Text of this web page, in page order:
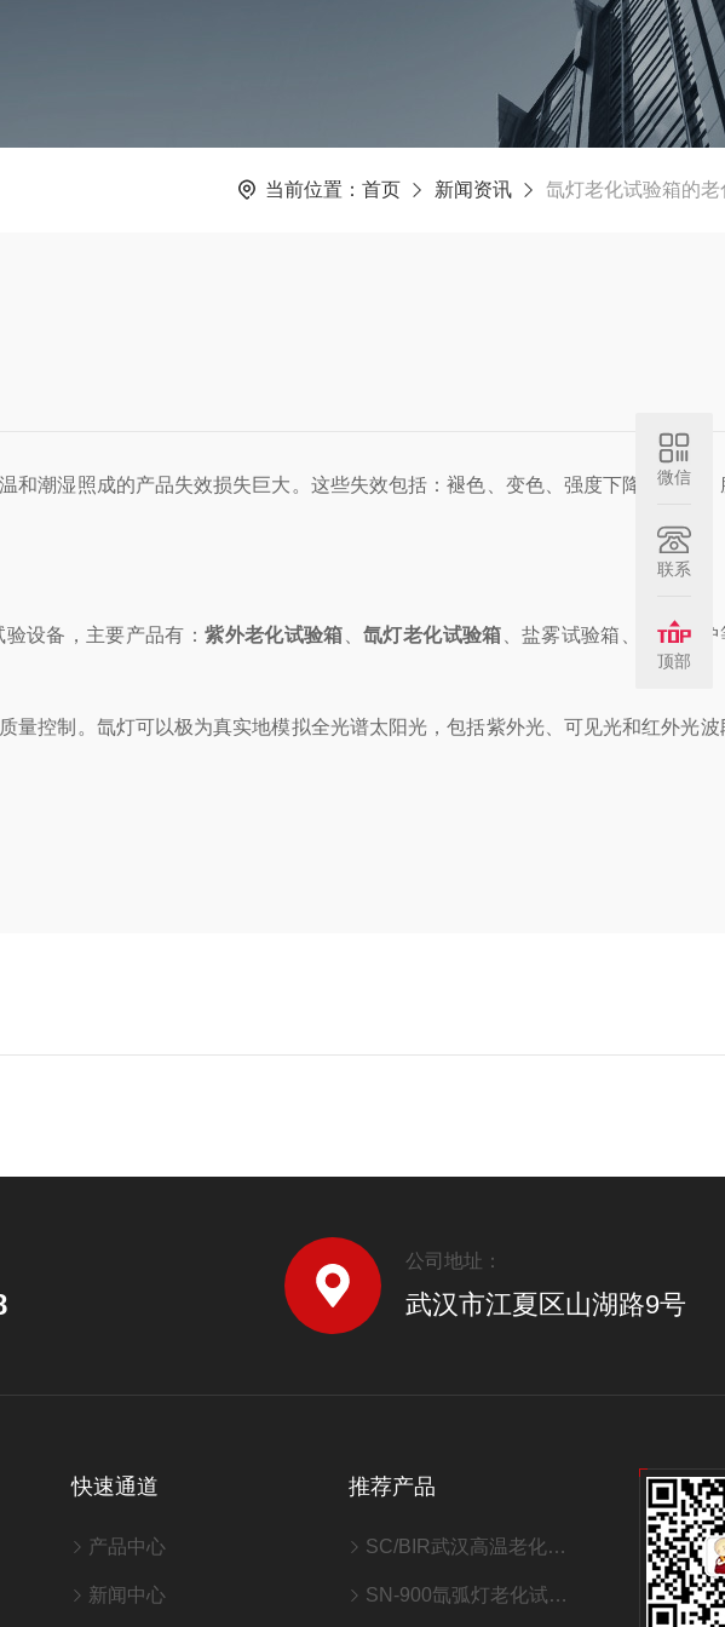
当前位置： 首页 新闻资讯 氙灯老化试验箱的
潮湿照成的产品失效损失巨大。这些失效包括：褪色、变色、强度下降、开裂、
验设备，主要产品有：紫外老化试验箱 、氙灯老化试验箱 、盐雾试验箱、外壳防
量控制。氙灯可以极为真实地模拟全光谱太阳光，包括紫外光、可见光和红外光
公司地址：
武汉市江夏区山湖路9号
快速通道
产品中心
新闻中心
推荐产品
SC/BIR武汉高温老化室/老化房
SN-900氙弧灯老化试验箱
微信
联系
顶部